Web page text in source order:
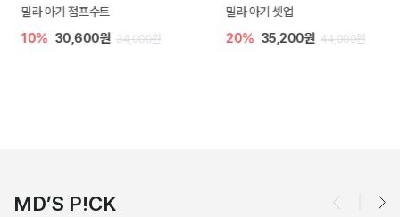
밀라 아기 점프수트
10% 30,600원 34,000원
밀라 아기 셋업
20% 35,200원 44,000원
MD’S P!CK